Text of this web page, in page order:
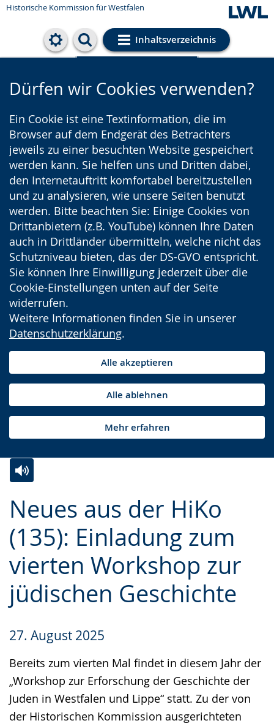
Historische Kommission für Westfalen
Inhaltsverzeichnis
Cookie-Einstellungen
Dürfen wir Cookies verwenden?
Ein Cookie ist eine Textinformation, die im
Browser auf dem Endgerät des Betrachters
jeweils zu einer besuchten Website gespeichert
werden kann. Sie helfen uns und Dritten dabei,
den Internetauftritt komfortabel bereitzustellen
und zu analysieren, wie unsere Seiten benutzt
werden. Bitte beachten Sie: Einige Cookies von
Drittanbietern (z.B. YouTube) können Ihre Daten
auch in Drittländer übermitteln, welche nicht das
Schutzniveau bieten, das der DS-GVO entspricht.
Sie können Ihre Einwilligung jederzeit über die
Cookie-Einstellungen unten auf der Seite
widerrufen.
Weitere Informationen finden Sie in unserer
Datenschutzerklärung.
Alle akzeptieren
Alle ablehnen
Mehr erfahren
Neues aus der HiKo
(135): Einladung zum
vierten Workshop zur
jüdischen Geschichte
27. August 2025
Bereits zum vierten Mal findet in diesem Jahr der
„Workshop zur Erforschung der Geschichte der
Juden in Westfalen und Lippe“ statt. Zu der von
der Historischen Kommission ausgerichteten
Leichten
Sprache
wechseln.
Audio-
Unterstützung.
Video
in
Deutscher
Gebärdensprache
angezeigt.